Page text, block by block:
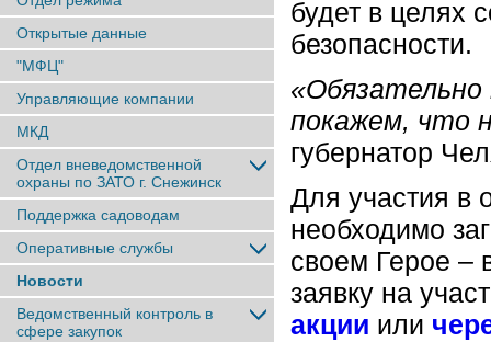
Открытые данные
"МФЦ"
Управляющие компании
МКД
Отдел вневедомственной
охраны по ЗАТО г. Снежинск
Поддержка садоводам
Оперативные службы
Новости
Ведомственный контроль в
сфере закупок
будет в целях
безопасности.
«Обязательно
покажем, что
губернатор
Для участия в
необходимо
своем Герое –
заявку на
акции или